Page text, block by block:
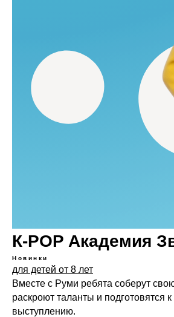
К-POP Академия
Новинки
для детей от 8 лет
Вместе с Руми ребята соберут
раскроют таланты и подготовятся
выступлению.